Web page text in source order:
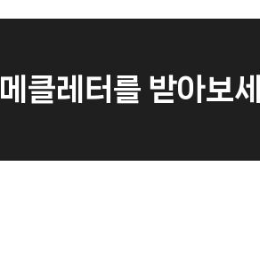
메클레터를 받아보